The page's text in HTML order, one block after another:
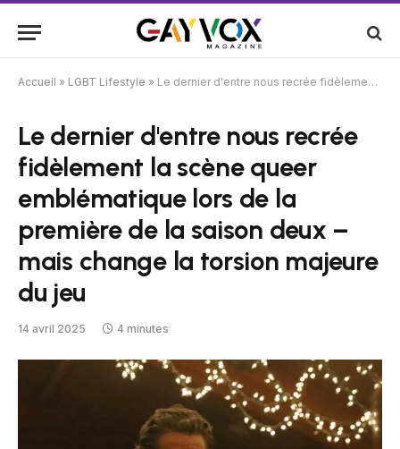
Accueil » LGBT Lifestyle » Le dernier d'entre nous recrée fidèlement la scène queer emblématique lors de la première de la saison deux – mais change la torsion majeure du jeu
Le dernier d'entre nous recrée
fidèlement la scène queer
emblématique lors de la
première de la saison deux –
mais change la torsion majeure
du jeu
14 avril 2025 4 minutes